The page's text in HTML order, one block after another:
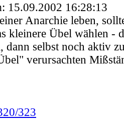
15.09.2002 16:28:13
Anarchie leben,
kleinere Übel wählen -
dann selbst noch aktiv
verursachten
323